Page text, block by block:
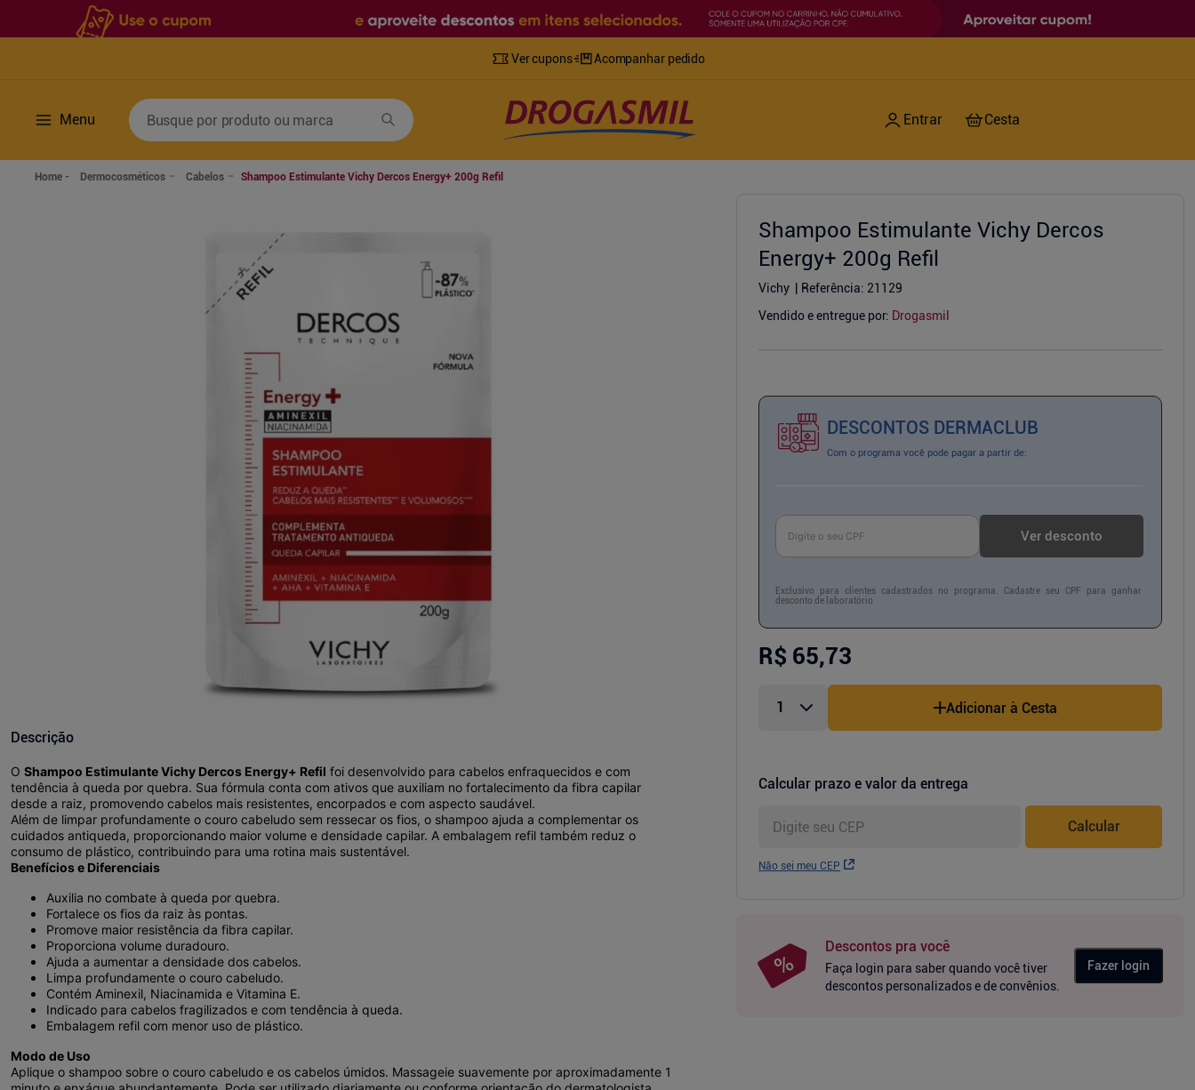
Ver cupons Acompanhar pedido
Menu
Busque por produto ou marca
Dermocosméticos Cabelos Shampoo Estimulante Vichy Dercos Energy+ 200g Refil
Descrição
O Shampoo Estimulante Vichy Dercos Energy+ Refil foi desenvolvido para cabelos enfraquecidos e com
tendência à queda por quebra. Sua fórmula conta com ativos que auxiliam no fortalecimento da fibra capilar
desde a raiz, promovendo cabelos mais resistentes, encorpados e com aspecto saudável.
Além de limpar profundamente o couro cabeludo sem ressecar os fios, o shampoo ajuda a complementar os
cuidados antiqueda, proporcionando maior volume e densidade capilar. A embalagem refil também reduz o
consumo de plástico, contribuindo para uma rotina mais sustentável.
Benefícios e Diferenciais
Auxilia no combate à queda por quebra.
Fortalece os fios da raiz às pontas.
Promove maior resistência da fibra capilar.
Proporciona volume duradouro.
Ajuda a aumentar a densidade dos cabelos.
Limpa profundamente o couro cabeludo.
Contém Aminexil, Niacinamida e Vitamina E.
Indicado para cabelos fragilizados e com tendência à queda.
Embalagem refil com menor uso de plástico.
Modo de Uso
Aplique o shampoo sobre o couro cabeludo e os cabelos úmidos. Massageie suavemente por aproximadamente 1
Shampoo Estimulante Vichy Dercos
Energy+ 200g Refil
Vichy Referência: 21129
Vendido e entregue por: Drogasmil
DESCONTOS DERMACLUB
Com o programa você pode pagar a partir de:
Ver desconto
Exclusivo para clientes cadastrados no programa. Cadastre seu CPF para ganhar
desconto de laboratório
R$ 65,73
Adicionar à Cesta
Calcular prazo e valor da entrega
Não sei meu CEP
Calcular
Descontos pra você
Faça login para saber quando você tiver
descontos personalizados e de convênios.
Fazer login
Termos mais buscados
mounjaro
7º
shampoo